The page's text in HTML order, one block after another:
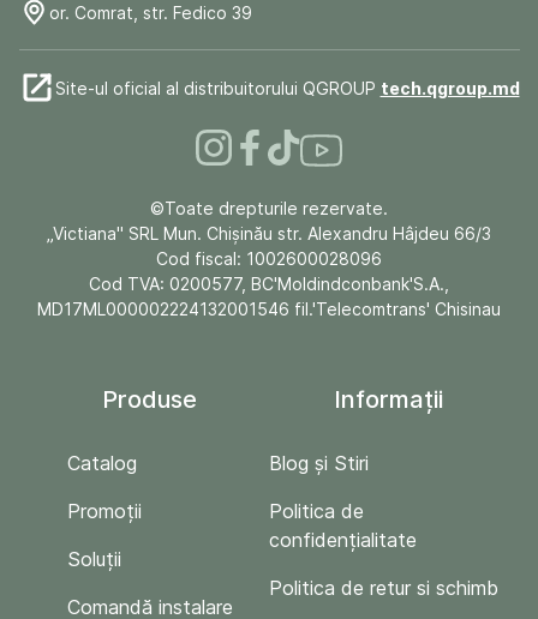
or. Comrat, str. Fedico 39
Site-ul oficial al distribuitorului QGROUP tech.qgroup.md
©Toate drepturile rezervate.
„Victiana" SRL Mun. Chişinău str. Alexandru Hâjdeu 66/3
Cod fiscal: 1002600028096
Cod TVA: 0200577, BC'Moldindconbank'S.A.,
MD17ML000002224132001546 fil.'Telecomtrans' Chisinau
Produse
Catalog
Promoții
Soluții
Comandă instalare
Informații
Blog și Stiri
Politica de
confidențialitate
Politica de retur si schimb